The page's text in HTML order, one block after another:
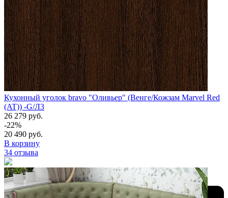
Кухонный уголок bravo "Оливьер" (Венге/Кожзам Marvel Red
(AT)) -G/Л3
26 279 руб.
-22%
20 490 руб.
В корзину
34 отзыва